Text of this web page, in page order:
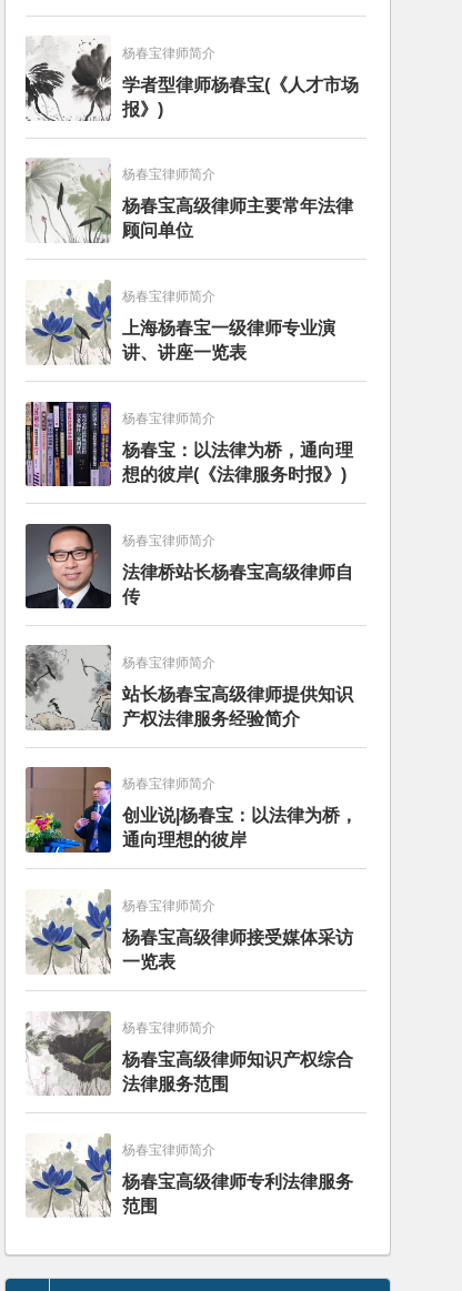
杨春宝律师简介
学者型律师杨春宝(《人才市场
报》)
杨春宝律师简介
杨春宝高级律师主要常年法律
顾问单位
杨春宝律师简介
上海杨春宝一级律师专业演
讲、讲座一览表
杨春宝律师简介
杨春宝：以法律为桥，通向理
想的彼岸(《法律服务时报》)
杨春宝律师简介
法律桥站长杨春宝高级律师自
传
杨春宝律师简介
站长杨春宝高级律师提供知识
产权法律服务经验简介
杨春宝律师简介
创业说|杨春宝：以法律为桥，
通向理想的彼岸
杨春宝律师简介
杨春宝高级律师接受媒体采访
一览表
杨春宝律师简介
杨春宝高级律师知识产权综合
法律服务范围
杨春宝律师简介
杨春宝高级律师专利法律服务
范围